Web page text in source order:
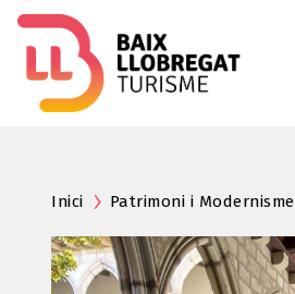
Inici Patrimoni i Modernisme